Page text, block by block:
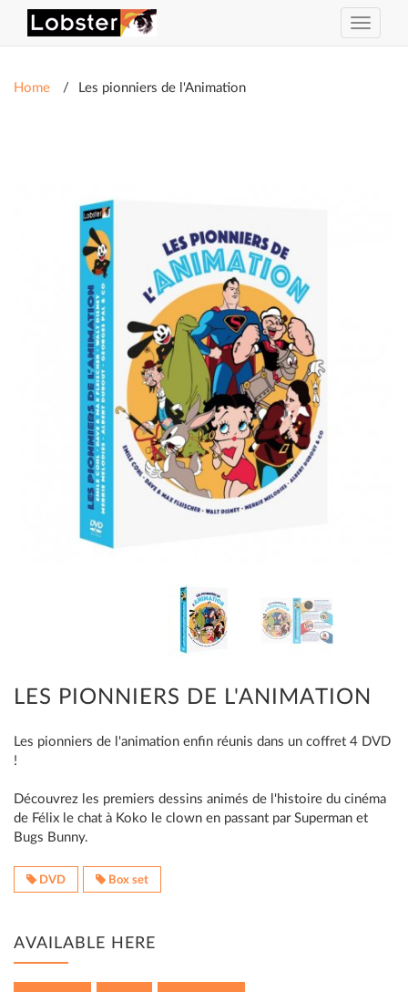
Toggle
Home Les pionniers de l'Animation
LES PIONNIERS DE L'ANIMATION
Les pionniers de l'animation enfin réunis dans un coffret 4 DVD
!
Découvrez les premiers dessins animés de l'histoire du cinéma
de Félix le chat à Koko le clown en passant par Superman et
Bugs Bunny.
DVD Box set
AVAILABLE HERE